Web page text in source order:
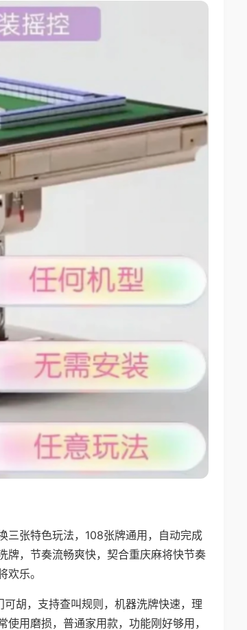
三张特色玩法，108张牌通用，自动完成
牌，节奏流畅爽快，契合重庆麻将快节奏
乐。
胡，支持查叫规则，机器洗牌快速，理
用磨损，普通家用款，功能刚好够用，